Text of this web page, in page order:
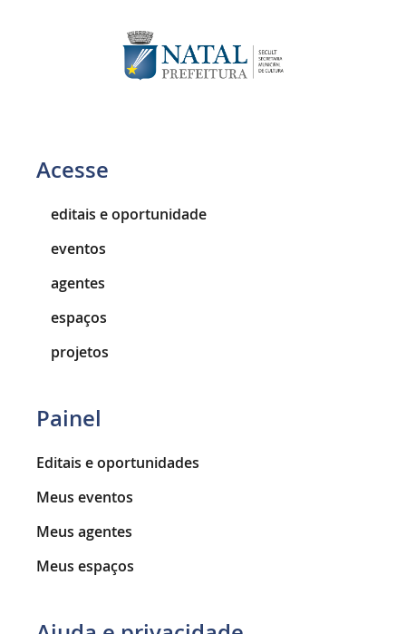
Acesse
editais e oportunidade
eventos
agentes
espaços
projetos
Painel
Editais e oportunidades
Meus eventos
Meus agentes
Meus espaços